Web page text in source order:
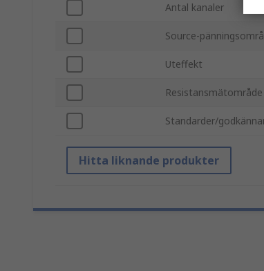
Antal kanaler
Source-
Uteffekt
Resistansmätområde
Standarder/
Hitta liknande produkter